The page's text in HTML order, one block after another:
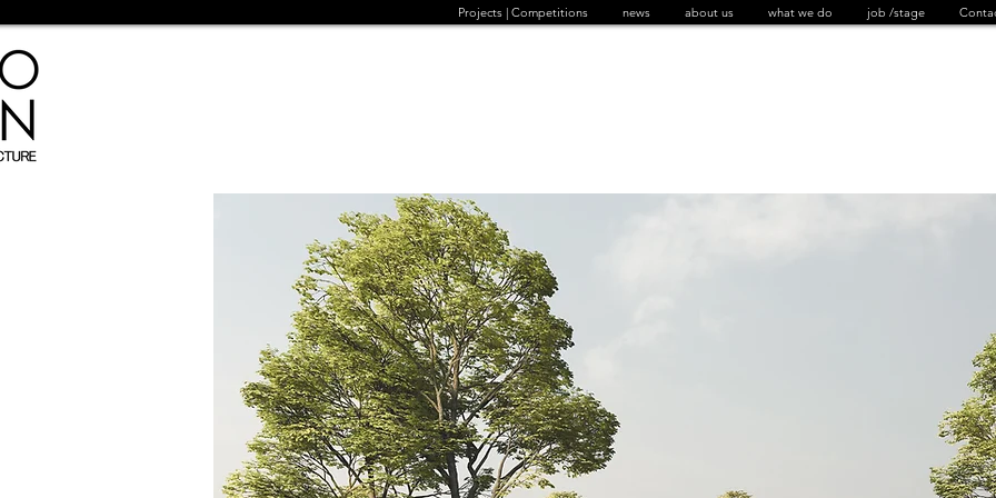
Projects | Competitions news about us what we do job /stage